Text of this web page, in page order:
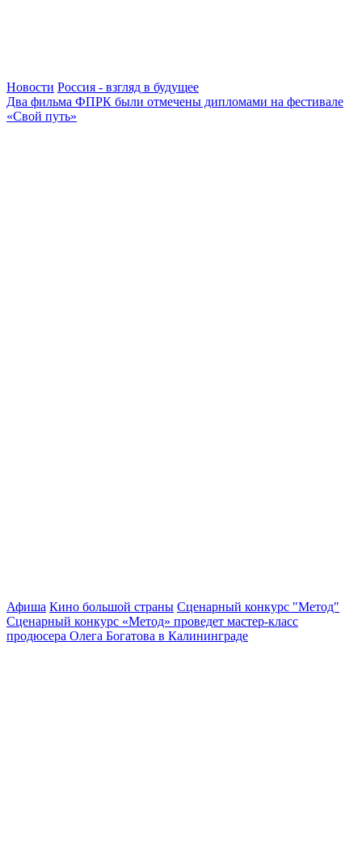
Новости Россия - взгляд в будущее
Два фильма ФПРК были отмечены дипломами на фестивале
«Свой путь»
Афиша Кино большой страны Сценарный конкурс "Метод"
Сценарный конкурс «Метод» проведет мастер-класс
продюсера Олега Богатова в Калининграде